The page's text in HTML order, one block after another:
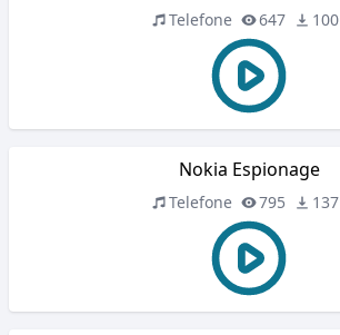
Telefone 647 100
Nokia Espionage
Telefone 795 137